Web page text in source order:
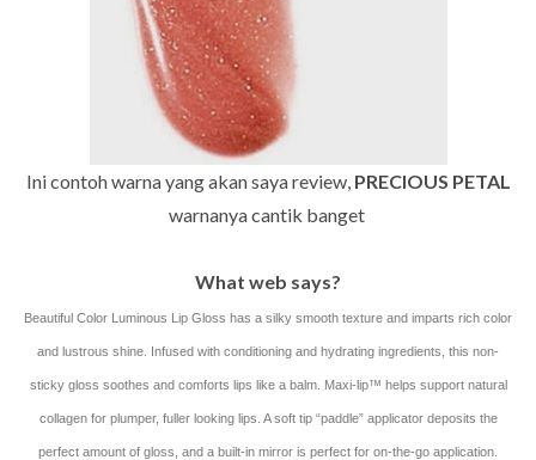
Ini contoh warna yang akan saya review, PRECIOUS PETAL
warnanya cantik banget
What web says?
Beautiful Color Luminous Lip Gloss has a silky smooth texture and imparts rich color
and lustrous shine. Infused with conditioning and hydrating ingredients, this non-
sticky gloss soothes and comforts lips like a balm. Maxi-lip™ helps support natural
collagen for plumper, fuller looking lips. A soft tip “paddle” applicator deposits the
perfect amount of gloss, and a built-in mirror is perfect for on-the-go application.